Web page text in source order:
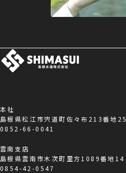
本社
島根県松江市宍道町佐々布213番地25
0852-66-0041
雲南支店
島根県雲南市木次町里方1089番地14
0854-42-0547